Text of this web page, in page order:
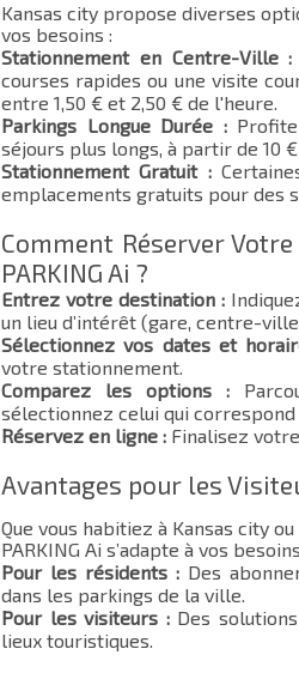
Kansas city propose diverses
vos besoins :
Stationnement en Centre-Ville :
courses rapides ou une visite
entre 1,50 € et 2,50 € de l'heure.
Parkings Longue Durée :
séjours plus longs, à partir de 10
Stationnement Gratuit :
emplacements gratuits pour des
Comment Réserver
PARKING Ai ?
Entrez votre destination :
un lieu d’intérêt (gare, centre-
Sélectionnez vos dates et
votre stationnement.
Comparez les options :
sélectionnez celui qui
Réservez en ligne : Finalisez
Avantages pour les
Que vous habitiez à Kansas city
PARKING Ai s’adapte à vos
Pour les résidents : Des
dans les parkings de la ville.
Pour les visiteurs :Des
lieux touristiques.